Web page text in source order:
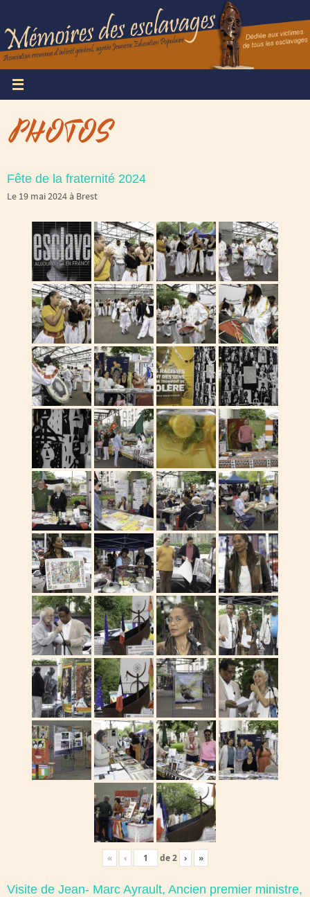
contenu
PHOTOS
Fête de la fraternité 2024
Le 19 mai 2024 à Brest
« ‹ de2 › »
Visite de Jean- Marc Ayrault, Ancien premier ministre,